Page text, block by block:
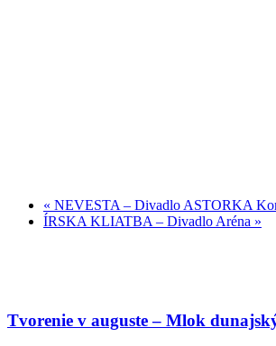
« NEVESTA – Divadlo ASTORKA
ÍRSKA KLIATBA – Divadlo Aréna »
Tvorenie v auguste – Mlok